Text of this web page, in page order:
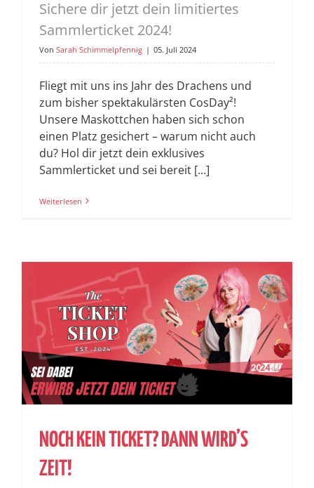
Sichere dir jetzt dein limitiertes
Sammlerticket 2024!
Von Sarah Schimmelpfennig | 05. Juli 2024
Fliegt mit uns ins Jahr des Drachens und
zum bisher spektakulärsten CosDay²!
Unsere Maskottchen haben sich schon
einen Platz gesichert – warum nicht auch
du? Hol dir jetzt dein exklusives
Sammlerticket und sei bereit [...]
Weiterlesen
NOCH KEIN TICKET? DANN WIRD’S
ZEIT!